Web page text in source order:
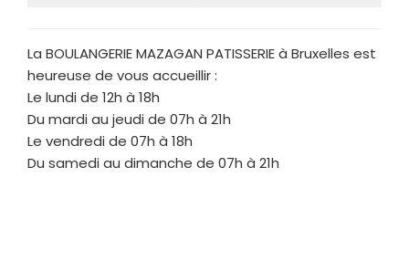
La BOULANGERIE MAZAGAN PATISSERIE à Bruxelles est
heureuse de vous accueillir :
Le lundi de 12h à 18h
Du mardi au jeudi de 07h à 21h
Le vendredi de 07h à 18h
Du samedi au dimanche de 07h à 21h